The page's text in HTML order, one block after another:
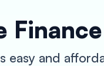
Finance
easy and